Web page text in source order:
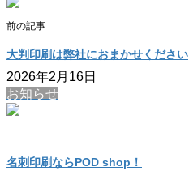
前の記事
大判印刷は弊社におまかせください
2026年2月16日
お知らせ
名刺印刷ならPOD shop！